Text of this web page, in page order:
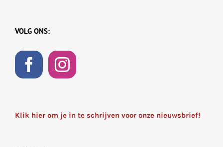
VOLG ONS:
Klik hier om je in te schrijven voor onze nieuwsbrief!